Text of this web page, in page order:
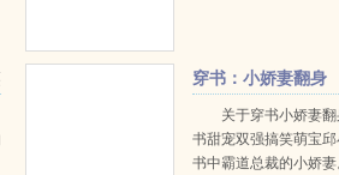
不应在此。提瓦特...
穿书：小娇妻翻身
做霸总关于穿书小娇妻
书甜宠双强搞笑萌宝
书中霸道总裁的小娇